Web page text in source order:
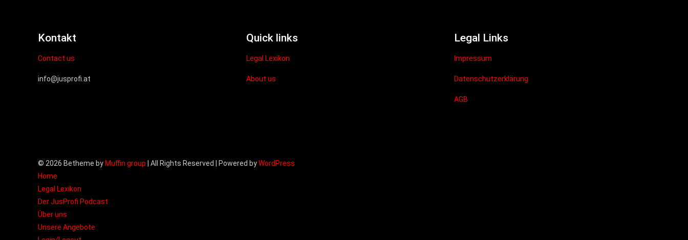
Kontakt
Contact us
info@jusprofi.at
Quick links
Legal Lexikon
About us
Legal Links
Impressum
Datenschutzerklärung
AGB
© 2026 Betheme by Muffin group | All Rights Reserved | Powered byWordPress
Home
Legal Lexikon
Der JusProfi Podcast
Über uns
Unsere Angebote